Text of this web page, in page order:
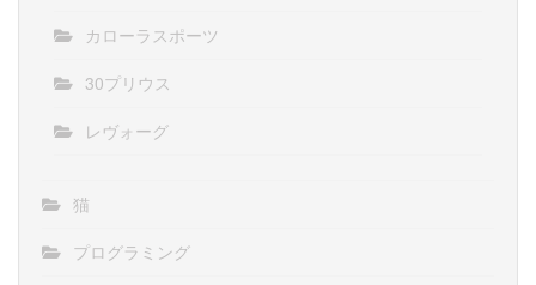
カローラスポーツ
30プリウス
レヴォーグ
猫
プログラミング